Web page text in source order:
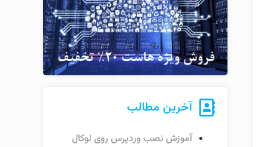
آخرین مطالب
آموزش نصب وردپرس روی لوکال